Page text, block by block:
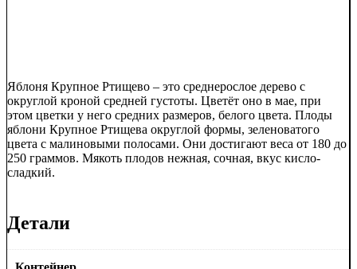
Яблоня Крупное Ртищево – это среднерослое дерево с
округлой кроной средней густоты. Цветёт оно в мае, при
этом цветки у него средних размеров, белого цвета. Плоды
яблони Крупное Ртищева округлой формы, зеленоватого
цвета с малиновыми полосами. Они достигают веса от 180 до
250 граммов. Мякоть плодов нежная, сочная, вкус кисло-
сладкий.
Детали